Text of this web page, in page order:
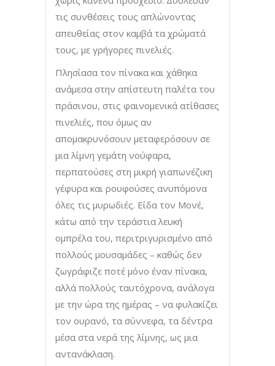
τις συνθέσεις τους απλώνοντας
απευθείας στον καμβά τα χρώματά
τους, με γρήγορες πινελιές.
Πλησίασα τον πίνακα και χάθηκα
ανάμεσα στην απίστευτη παλέτα του
πράσινου, στις φαινομενικά ατίθασες
πινελιές, που όμως αν
απομακρυνόσουν μεταφερόσουν σε
μια λίμνη γεμάτη νούφαρα,
περπατούσες στη μικρή γιαπωνέζικη
γέφυρα και ρουφούσες ανυπόμονα
όλες τις μυρωδιές. Είδα τον Μονέ,
κάτω από την τεράστια λευκή
ομπρέλα του, περιτριγυρισμένο από
πολλούς μουσαμάδες – καθώς δεν
ζωγράφιζε ποτέ μόνο έναν πίνακα,
αλλά πολλούς ταυτόχρονα, ανάλογα
με την ώρα της ημέρας – να φυλακίζει
τον ουρανό, τα σύννεφα, τα δέντρα
μέσα στα νερά της λίμνης, ως μια
αντανάκλαση.